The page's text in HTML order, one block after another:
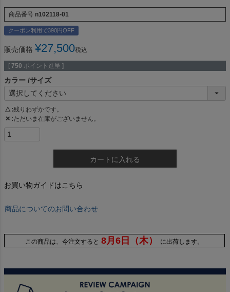
商品番号 n102118-01
クーポン利用で390円OFF
販売価格 ¥27,500税込
[ 750 ポイント進呈 ]
カラー サイズ
△ 残りわずかです。
✕ ただいま在庫がございません。
カートに入れる
お買い物ガイドはこちら
商品についてのお問い合わせ